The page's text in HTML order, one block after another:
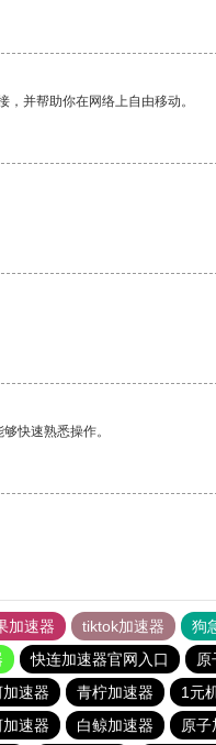
并帮助你在网络上自由移动。
快速熟悉操作。
加速器 tiktok加速器 狗
快连加速器官网入口 原
速器 青柠加速器 1元
速器 白鲸加速器 原子